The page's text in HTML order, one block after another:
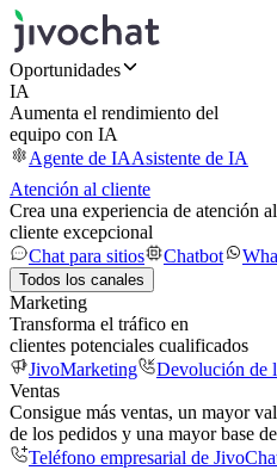
Oportunidades
IA
Aumenta el rendimiento del
equipo con IA
Agente de IAAsistente de IA
Atención al cliente
Crea una experiencia de atención al
cliente excepcional
Chat para sitios
Chatbot
Todos los canales
Marketing
Transforma el tráfico en
clientes potenciales cualificados
JivoMarketing
Devolución de
Ventas
Consigue más ventas, un mayor
de los pedidos y una mayor base
Teléfono empresarial de